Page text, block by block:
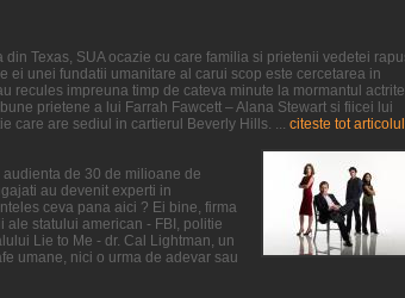
Texas, SUA ocazie cu care familia si prietenii vedetei
unei fundatii umanitare al carui scop este cercetarea in
recules impreuna timp de cateva minute la mormantul
prietene a lui Farrah Fawcett – Alana Stewart si fiicei lui
care are sediul in cartierul Beverly Hills. ... citeste tot articolul
de 30 de milioane de
au devenit experti in
ceva pana aici ? Ei bine, firma
statului american - FBI, politie
Lie to Me - dr. Cal Lightman, un
umane, nici o urma de adevar sau